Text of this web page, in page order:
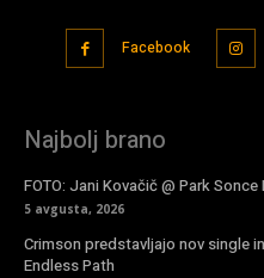
Facebook
Najbolj brano
FOTO: Jani Kovačič @ Park Sonce
5 avgusta, 2026
Crimson predstavljajo nov single
Endless Path